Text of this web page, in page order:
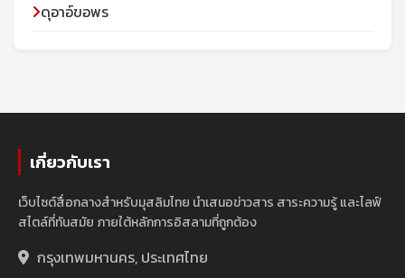
ดุอาอ์ขอพร
เกี่ยวกับเรา
เว็บไซต์สื่อกลางสำหรับมุสลิมไทย นำเสนอข่าวสาร สาระความรู้ และไลฟ์
สไตล์ที่ทันสมัย ภายใต้หลักการอิสลามที่ถูกต้อง
กรุงเทพมหานคร, ประเทศไทย